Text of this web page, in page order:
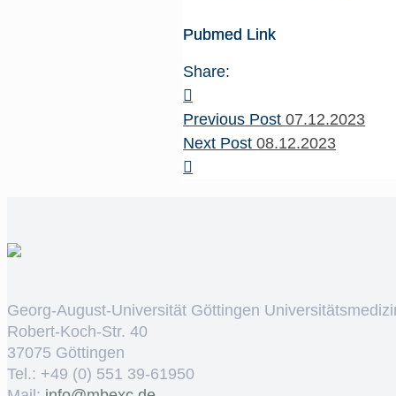
Pubmed Link
Share:
Previous Post07.12.2023
Next Post08.12.2023
Georg-August-Universität Göttingen
Robert-Koch-Str. 40
37075 Göttingen
Tel.: +49 (0) 551 39-61950